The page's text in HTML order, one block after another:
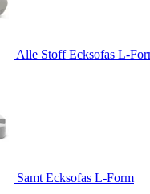
Alle Stoff Ecksofas L-
Samt Ecksofas L-Form